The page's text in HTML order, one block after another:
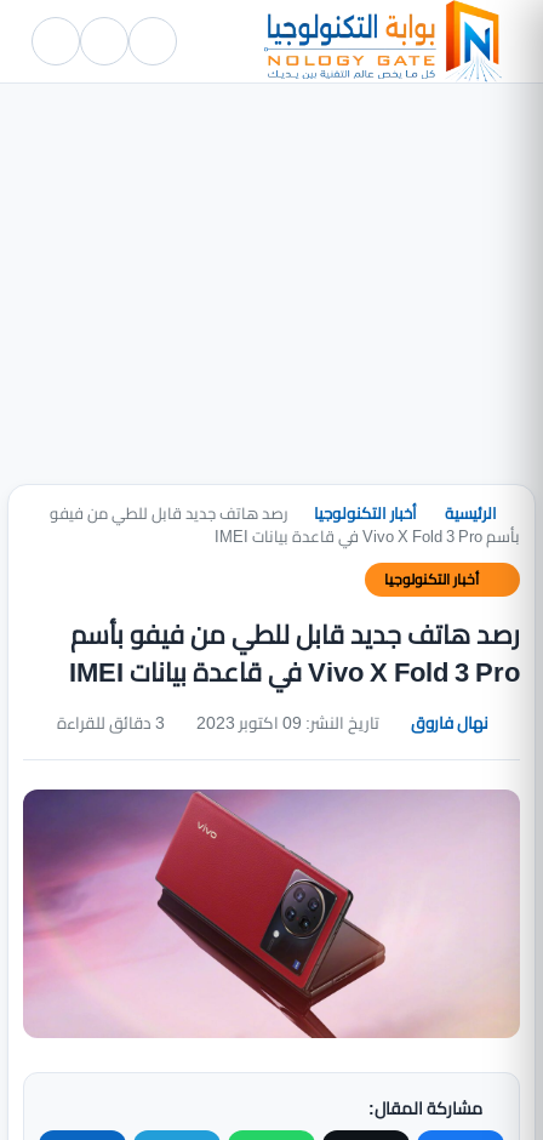
الرئيسية أخبار التكنولوجيا رصد هاتف جديد قابل للطي من فيفو
بأسم Vivo X Fold 3 Pro في قاعدة بيانات IMEI
أخبار التكنولوجيا
رصد هاتف جديد قابل للطي من فيفو بأسم
Vivo X Fold 3 Pro في قاعدة بيانات IMEI
نهال فاروق تاريخ النشر: 09 اكتوبر 2023
مشاركة المقال: